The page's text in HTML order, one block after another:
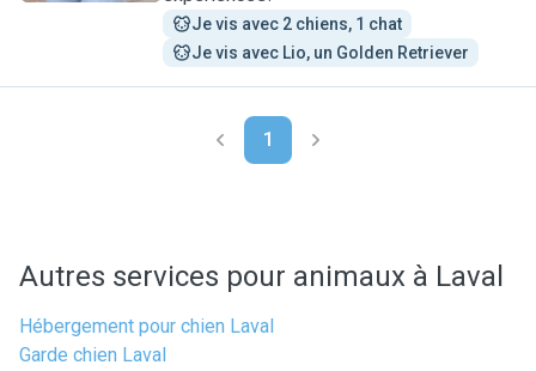
Je vis avec 2 chiens, 1 chat
Je vis avec Lio, un Golden Retriever
1
Autres services pour animaux à Laval
Hébergement pour chien Laval
Garde chien Laval